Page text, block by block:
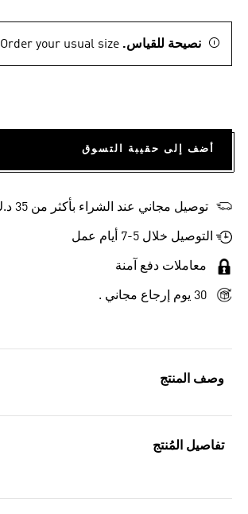
وصف المنتج
تفاصيل المُنتج
نصيحة للقياس. Order your usual size.
أضف إلى حقيبة التسوق
توصيل مجاني عند الشراء بأكثر من 35 د.ك
التوصيل خلال 5-7 أيام عمل
معاملات دفع آمنة